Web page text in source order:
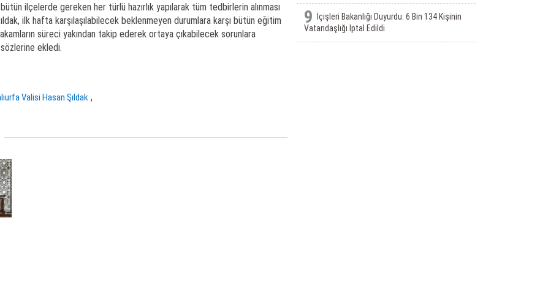
ilçelerde gereken her türlü hazırlık yapılarak tüm tedbirlerin alınması
ilk hafta karşılaşılabilecek beklenmeyen durumlara karşı bütün eğitim
süreci yakından takip ederek ortaya çıkabilecek sorunlara
ekledi.
Valisi Hasan Şıldak ,
9
İçişleri Bakanlığı Duyurdu: 6 Bin 134 Kişinin
Vatandaşlığı Iptal Edildi